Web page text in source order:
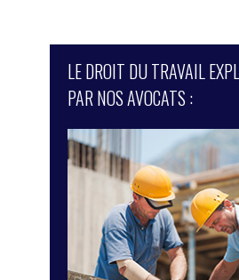
LE DROIT DU TRAVAIL
PAR NOS AVOCATS :